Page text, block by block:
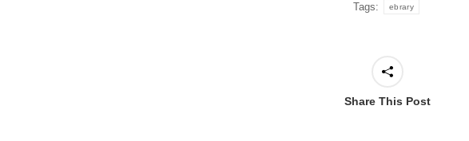
Tags: ebrary
Share This Post